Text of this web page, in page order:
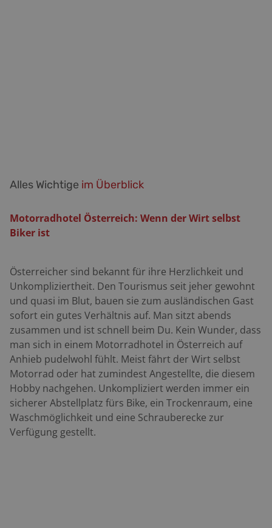
Alles Wichtige im Überblick
Motorradhotel Österreich: Wenn der Wirt selbst
Biker ist
Österreicher sind bekannt für ihre Herzlichkeit und
Unkompliziertheit. Den Tourismus seit jeher gewohnt
und quasi im Blut, bauen sie zum ausländischen Gast
sofort ein gutes Verhältnis auf. Man sitzt abends
zusammen und ist schnell beim Du. Kein Wunder, dass
man sich in einem Motorradhotel in Österreich auf
Anhieb pudelwohl fühlt. Meist fährt der Wirt selbst
Motorrad oder hat zumindest Angestellte, die diesem
Hobby nachgehen. Unkompliziert werden immer ein
sicherer Abstellplatz fürs Bike, ein Trockenraum, eine
Waschmöglichkeit und eine Schrauberecke zur
Verfügung gestellt.